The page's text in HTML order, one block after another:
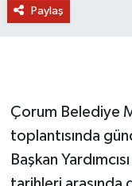
Paylaş
Çorum Belediye
toplantısında
Başkan